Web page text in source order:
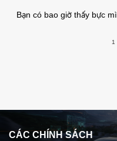
Bạn có bao giờ thấy bực
1
CÁC CHÍNH SÁCH